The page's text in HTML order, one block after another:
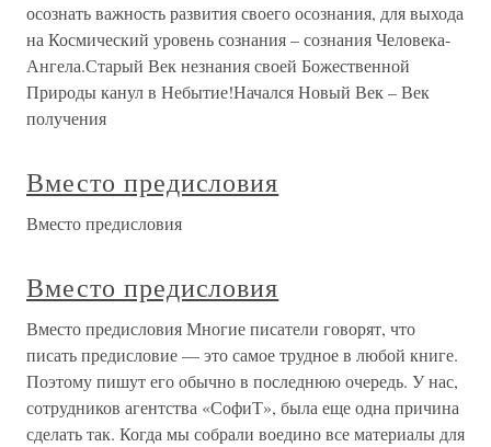
осознать важность развития своего осознания, для выхода
на Космический уровень сознания – сознания Человека-
Ангела.Старый Век незнания своей Божественной
Природы канул в Небытие!Начался Новый Век – Век
получения
Вместо предисловия
Вместо предисловия
Вместо предисловия
Вместо предисловия Многие писатели говорят, что
писать предисловие — это самое трудное в любой книге.
Поэтому пишут его обычно в последнюю очередь. У нас,
сотрудников агентства «СофиТ», была еще одна причина
сделать так. Когда мы собрали воедино все материалы для